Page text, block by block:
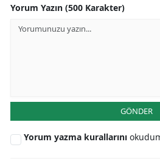
Yorum Yazın (500 Karakter)
GÖNDER
Yorum yazma kurallarını